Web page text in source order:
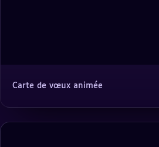
Carte de vœux animée